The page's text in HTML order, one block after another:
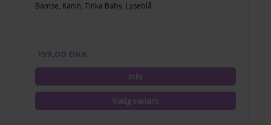
Bamse, Kanin, Tinka Baby, Lyseblå
199,00 DKK